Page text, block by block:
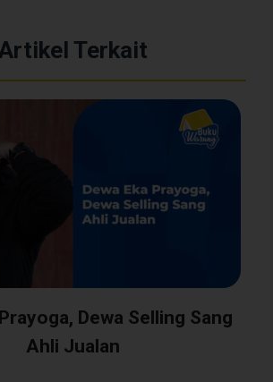
Terkait
Dewa Selling Sang
Ahli Jualan